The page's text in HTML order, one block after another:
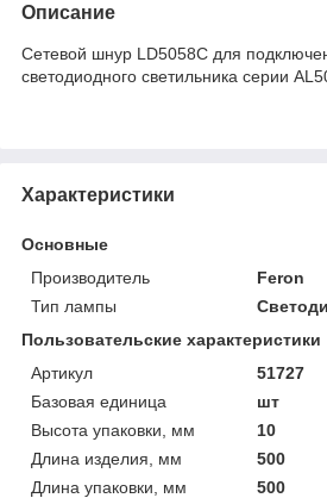
Описание
Сетевой шнур LD5058C для
светодиодного светильника серии
Характеристики
Основные
Производитель
Feron
Тип лампы
Пользовательские характеристики
Артикул
51727
Базовая единица
шт
Высота упаковки, мм
10
Длина изделия, мм
500
Длина упаковки, мм
500